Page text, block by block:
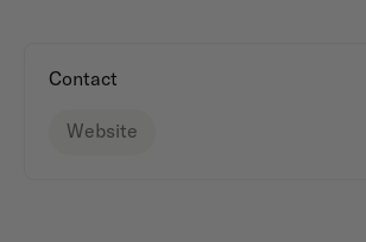
Contact
Website